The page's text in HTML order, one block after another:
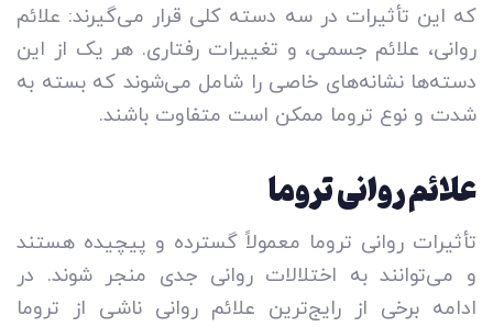
که این تأثیرات در سه دسته کلی قرار می‌گیرند: علائم
روانی، علائم جسمی، و تغییرات رفتاری. هر یک از این
دسته‌ها نشانه‌های خاصی را شامل می‌شوند که بسته به
شدت و نوع تروما ممکن است متفاوت باشند.
علائم روانی تروما
تأثیرات روانی تروما معمولاً گسترده و پیچیده هستند
و می‌توانند به اختلالات روانی جدی منجر شوند. در
ادامه برخی از رایج‌ترین علائم روانی ناشی از تروما